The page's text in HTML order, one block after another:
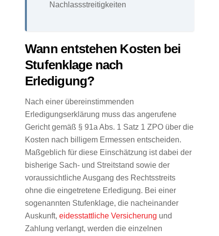
Nachlassstreitigkeiten
Wann entstehen Kosten bei
Stufenklage nach
Erledigung?
Nach einer übereinstimmenden
Erledigungserklärung muss das angerufene
Gericht gemäß § 91a Abs. 1 Satz 1 ZPO über die
Kosten nach billigem Ermessen entscheiden.
Maßgeblich für diese Einschätzung ist dabei der
bisherige Sach- und Streitstand sowie der
voraussichtliche Ausgang des Rechtsstreits
ohne die eingetretene Erledigung. Bei einer
sogenannten Stufenklage, die nacheinander
Auskunft, eidesstattliche Versicherung und
Zahlung verlangt, werden die einzelnen